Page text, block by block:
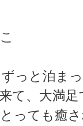
っと泊ま
て、大満
っても癒